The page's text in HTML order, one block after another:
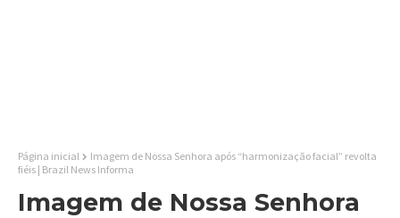
Página inicial
Imagem de Nossa Senhora após “harmonização facial” revolta
fiéis | Brazil News Informa
Imagem de Nossa Senhora